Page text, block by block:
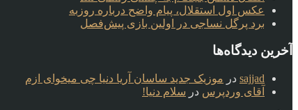
عکس اول استقلال، پیام واضح درباره روزبه
برد پرگل نساجی در اولین بازی پیش‌فصل
آخرین دیدگاه‌ها
sajjad در موزیک جدید ساسان آریا دنیا چی میخوای ازم
آقای وردپرس در سلام دنیا!